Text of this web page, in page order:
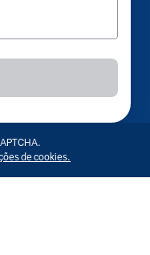
de cookies.